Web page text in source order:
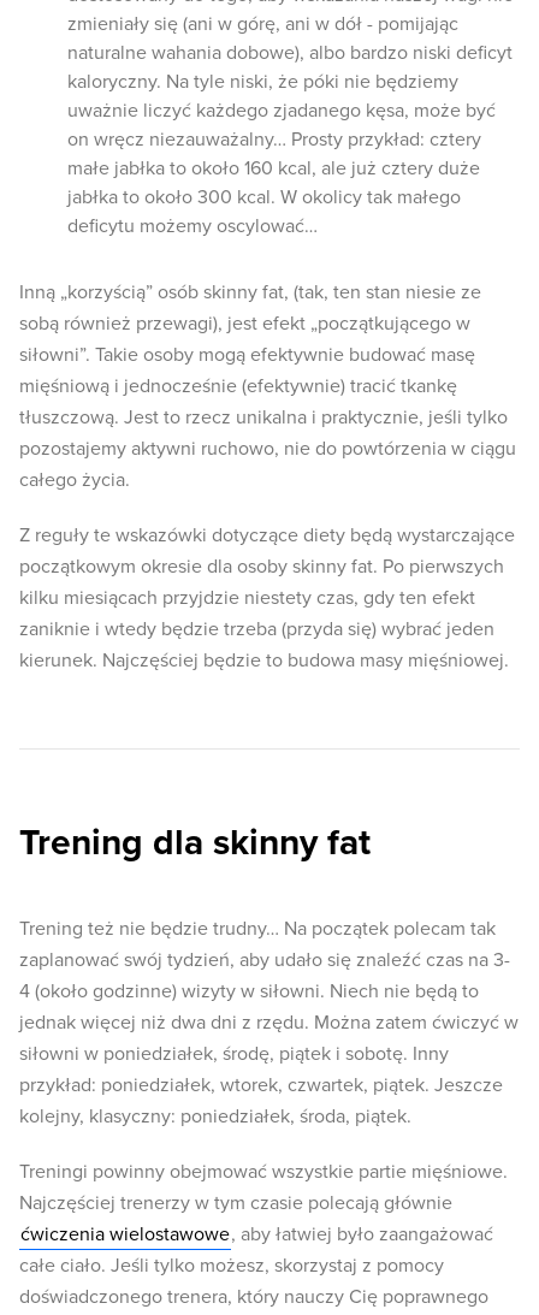
zmieniały się (ani w górę, ani w dół - pomijając
naturalne wahania dobowe), albo bardzo niski deficyt
kaloryczny. Na tyle niski, że póki nie będziemy
uważnie liczyć każdego zjadanego kęsa, może być
on wręcz niezauważalny… Prosty przykład: cztery
małe jabłka to około 160 kcal, ale już cztery duże
jabłka to około 300 kcal. W okolicy tak małego
deficytu możemy oscylować…
Inną „korzyścią” osób skinny fat, (tak, ten stan niesie ze
sobą również przewagi), jest efekt „początkującego w
siłowni”. Takie osoby mogą efektywnie budować masę
mięśniową i jednocześnie (efektywnie) tracić tkankę
tłuszczową. Jest to rzecz unikalna i praktycznie, jeśli tylko
pozostajemy aktywni ruchowo, nie do powtórzenia w ciągu
całego życia.
Z reguły te wskazówki dotyczące diety będą wystarczające
początkowym okresie dla osoby skinny fat. Po pierwszych
kilku miesiącach przyjdzie niestety czas, gdy ten efekt
zaniknie i wtedy będzie trzeba (przyda się) wybrać jeden
kierunek. Najczęściej będzie to budowa masy mięśniowej.
Trening dla skinny fat
Trening też nie będzie trudny… Na początek polecam tak
zaplanować swój tydzień, aby udało się znaleźć czas na 3-
4 (około godzinne) wizyty w siłowni. Niech nie będą to
jednak więcej niż dwa dni z rzędu. Można zatem ćwiczyć w
siłowni w poniedziałek, środę, piątek i sobotę. Inny
przykład: poniedziałek, wtorek, czwartek, piątek. Jeszcze
kolejny, klasyczny: poniedziałek, środa, piątek.
Treningi powinny obejmować wszystkie partie mięśniowe.
Najczęściej trenerzy w tym czasie polecają głównie
ćwiczenia wielostawowe, aby łatwiej było zaangażować
całe ciało. Jeśli tylko możesz, skorzystaj z pomocy
doświadczonego trenera, który nauczy Cię poprawnego